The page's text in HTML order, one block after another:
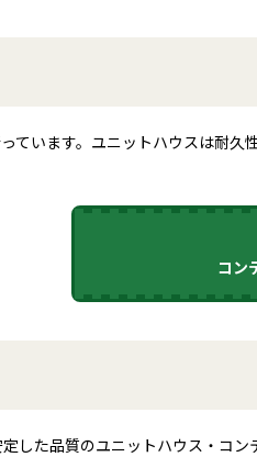
ています。ユニットハウスは耐
コン
した品質のユニットハウス・コ